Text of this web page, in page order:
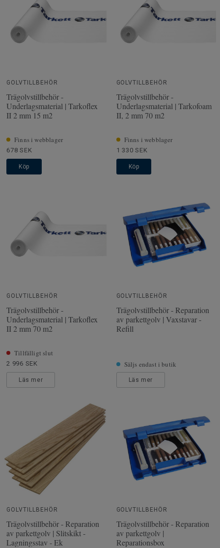
GOLVTILLBEHÖR
Trägolvstillbehör -
Underlagsmaterial | Tarkoflex
II 2 mm 15 m2
Finns i webblager
678 SEK
Köp
GOLVTILLBEHÖR
Trägolvstillbehör -
Underlagsmaterial | Tarkofoam
II, 2 mm 70 m2
Finns i webblager
1 330 SEK
Köp
GOLVTILLBEHÖR
Trägolvstillbehör -
Underlagsmaterial | Tarkoflex
II 2 mm 70 m2
Tillfälligt slut
2 996 SEK
Läs mer
GOLVTILLBEHÖR
Trägolvstillbehör - Reparation
av parkettgolv | Vaxstavar -
Refill
Säljs endast i butik
Läs mer
GOLVTILLBEHÖR
Trägolvstillbehör - Reparation
av parkettgolv | Slitskikt -
Lagningsstav - Ek
GOLVTILLBEHÖR
Trägolvstillbehör - Reparation
av parkettgolv |
Reparationsbox